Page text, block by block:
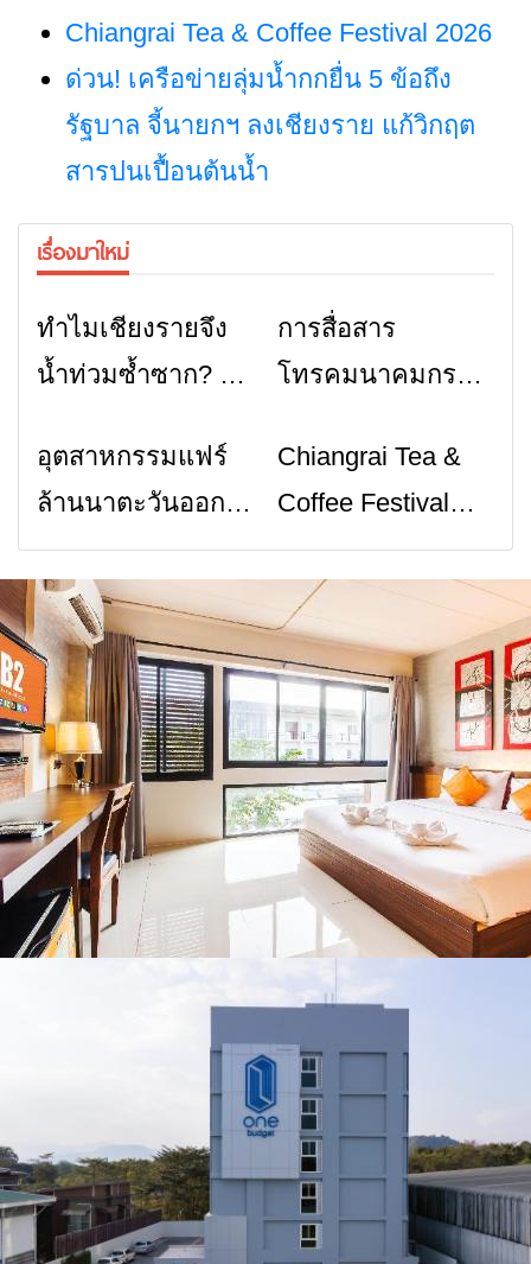
Chiangrai Tea & Coffee Festival 2026
ด่วน! เครือข่ายลุ่มน้ำกกยื่น 5 ข้อถึง
รัฐบาล จี้นายกฯ ลงเชียงราย แก้วิกฤต
สารปนเปื้อนต้นน้ำ
เรื่องมาใหม่
ข่าวเชียงราย
ทำไมเชียงรายจึง
น้ำท่วมซ้ำซาก? คำ
“ฝนตกหนัก”
การสื่อสาร
โทรคมนาคมกรณี
เมื่อสัญญาณขาด
การสื่อสารต้องไม่
หยุด
ข่าวเชียงราย
อุตสาหกรรมแฟร์
ล้านนาตะวันออก
2026” รวมของดี
สินค้าเด่น และ
เสน่ห์วัฒนธรรม
จาก 4 จังหวัด
เชียงราย พะเยา
แพร่ และน่าน
พร้อมชมคอนเสิร์ต
จากศิลปินชื่อดัง
ตลอด 5 วัน
ข่าวเชียงราย
Chiangrai Tea &
Coffee Festival
2026